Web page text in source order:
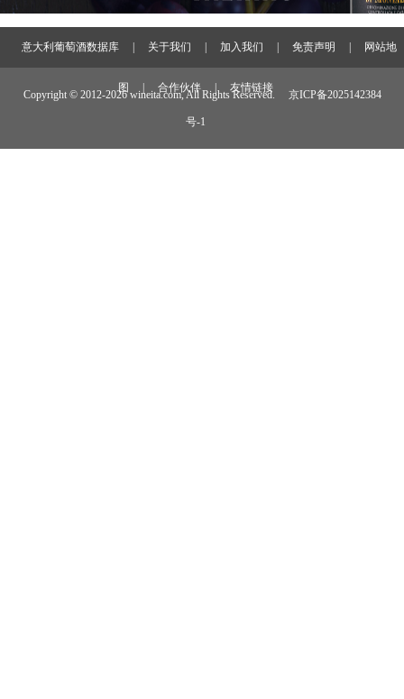
意大利葡萄酒数据库 关于我们 加入我们 免责声明 网站地
图 合作伙伴 友情链接
Copyright © 2012-2026 wineita.com, All Rights Reserved. 京ICP备2025142384
号-1